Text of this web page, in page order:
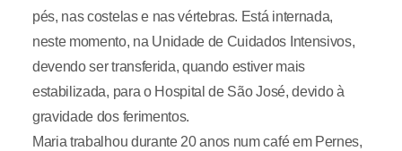
pés, nas costelas e nas vértebras. Está internada,
neste momento, na Unidade de Cuidados Intensivos,
devendo ser transferida, quando estiver mais
estabilizada, para o Hospital de São José, devido à
gravidade dos ferimentos.
Maria trabalhou durante 20 anos num café em Pernes,